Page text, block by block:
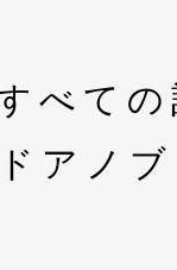
べて
アノ